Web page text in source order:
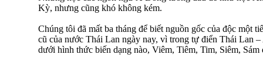
Kỳ, nhưng cũng khó không kém.
Chúng tôi đã mất ba tháng để biết nguồn gốc của độc một
cũ của nước Thái Lan ngày nay, vì trong tự điển Thái Lan
dưới hình thức biến dạng nào, Viêm, Tiêm, Tim, Siêm, Sám